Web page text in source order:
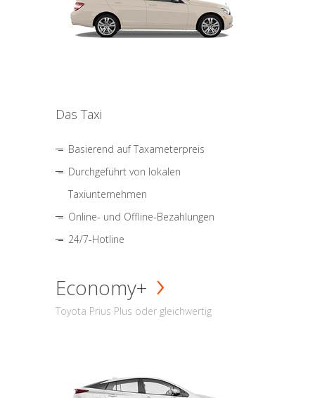
Das Taxi
Basierend auf Taxameterpreis
Durchgeführt von lokalen
Taxiunternehmen
Online- und Offline-Bezahlungen
24/7-Hotline
Economy+
Toyota Prius Plus oder gleichwertig